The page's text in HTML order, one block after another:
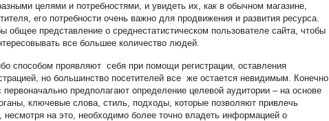
целями и потребностями, и увидеть их, как в обычном магазине,
его потребности очень важно для продвижения и развития ресурса.
общее представление о среднестатистическом пользователе сайта, чтобы
все большее количество людей.
способом проявляют себя при помощи регистрации, оставления
но большинство посетителей все же остается невидимым. Конечно
предполагают определение целевой аудитории – на основе
ключевые слова, стиль, подходы, которые позволяют привлечь
несмотря на это, необходимо более точно владеть информацией о